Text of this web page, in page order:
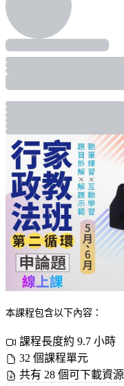
本課程包含以下內容：
課程長度約 9.7 小時
32 個課程單元
共有 28 個可下載資源